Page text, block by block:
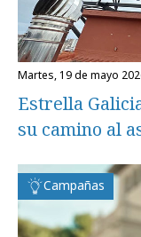
martes, 19 de mayo
Estrella
su camino al
Campañas